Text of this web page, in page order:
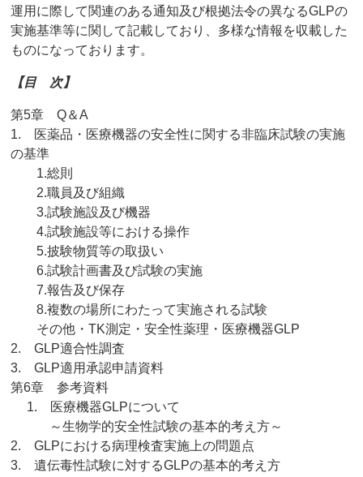
運用に際して関連のある通知及び根拠法令の異なるGLPの
実施基準等に関して記載しており、多様な情報を収載した
ものになっております。
【目 次】
第5章 Q＆A
1. 医薬品・医療機器の安全性に関する非臨床試験の実施
の基準
1.総則
2.職員及び組織
3.試験施設及び機器
4.試験施設等における操作
5.披験物質等の取扱い
6.試験計画書及び試験の実施
7.報告及び保存
8.複数の場所にわたって実施される試験
その他・TK測定・安全性薬理・医療機器GLP
2. GLP適合性調査
3. GLP適用承認申請資料
第6章 参考資料
1. 医療機器GLPについて
～生物学的安全性試験の基本的考え方～
2. GLPにおける病理検査実施上の問題点
3. 遺伝毒性試験に対するGLPの基本的考え方